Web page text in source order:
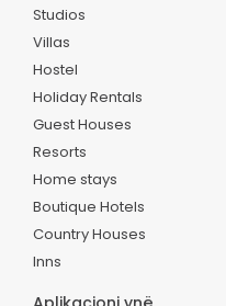
Studios
Villas
Hostel
Holiday Rentals
Guest Houses
Resorts
Home stays
Boutique Hotels
Country Houses
Inns